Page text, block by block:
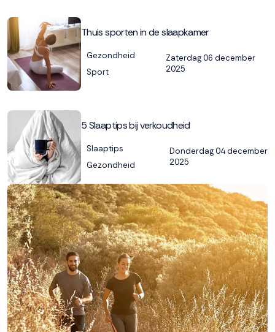
Thuis sporten in de slaapkamer
Gezondheid
Sport
Zaterdag 06 december
2025
5 Slaaptips bij verkoudheid
Slaaptips
Gezondheid
Donderdag 04 december
2025